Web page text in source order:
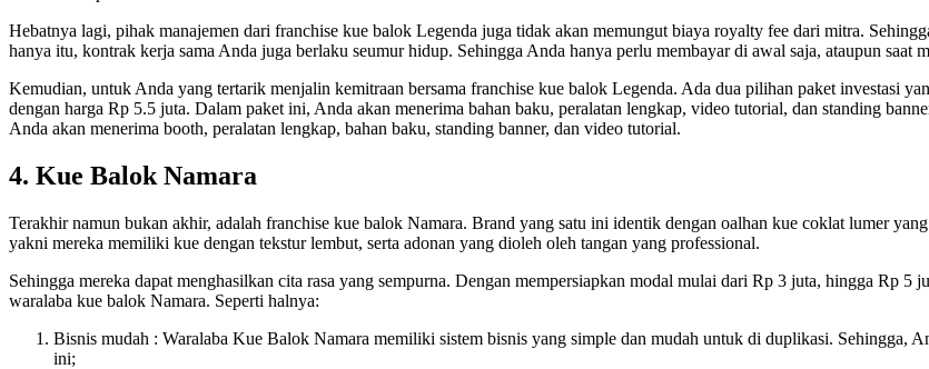
Hebatnya lagi, pihak manajemen dari franchise kue balok Legenda juga tidak akan memungut biaya royalty fee dari mitra.
hanya itu, kontrak kerja sama Anda juga berlaku seumur hidup. Sehingga Anda hanya perlu membayar di awal saja, ataupun saat
Kemudian, untuk Anda yang tertarik menjalin kemitraan bersama franchise kue balok Legenda. Ada dua pilihan paket investasi
dengan harga Rp 5.5 juta. Dalam paket ini, Anda akan menerima bahan baku, peralatan lengkap, video tutorial, dan standing
Anda akan menerima booth, peralatan lengkap, bahan baku, standing banner, dan video tutorial.
4. Kue Balok Namara
Terakhir namun bukan akhir, adalah franchise kue balok Namara. Brand yang satu ini identik dengan oalhan kue coklat lumer
yakni mereka memiliki kue dengan tekstur lembut, serta adonan yang dioleh oleh tangan yang professional.
Sehingga mereka dapat menghasilkan cita rasa yang sempurna. Dengan mempersiapkan modal mulai dari Rp 3 juta, hingga Rp 5
waralaba kue balok Namara. Seperti halnya:
Bisnis mudah : Waralaba Kue Balok Namara memiliki sistem bisnis yang simple dan mudah untuk di duplikasi. Sehingga,
ini;